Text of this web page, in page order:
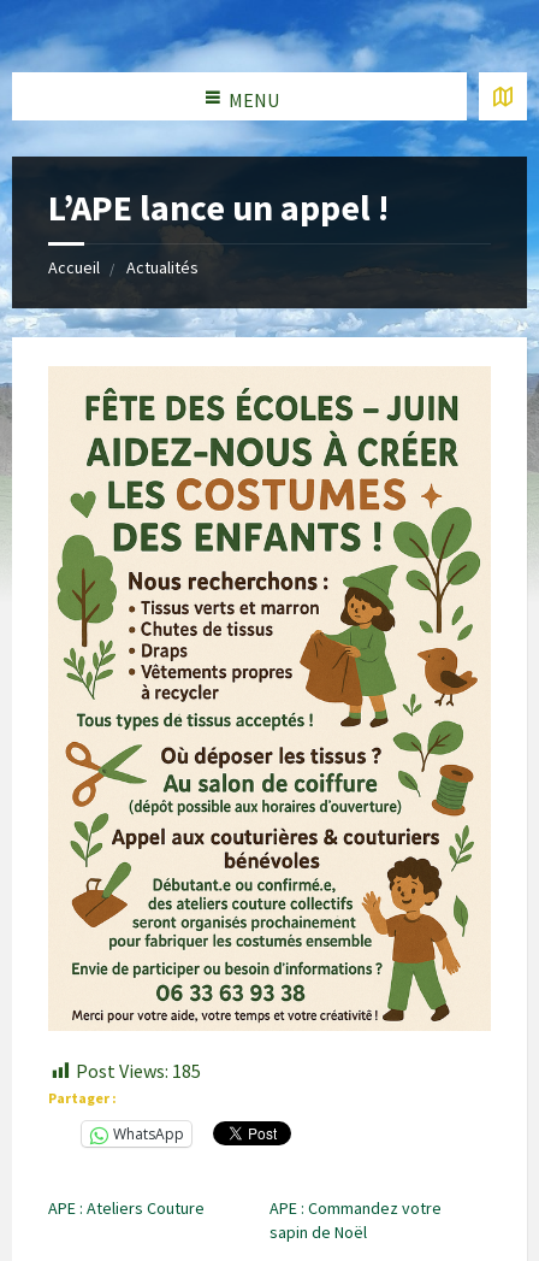
MENU
L’APE lance un appel !
Accueil Actualités
Post Views: 185
Partager :
WhatsApp
APE : Ateliers Couture
APE : Commandez votre
sapin de Noël